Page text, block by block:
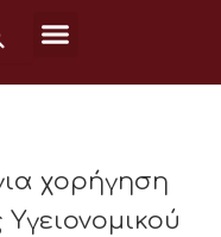
χορήγηση